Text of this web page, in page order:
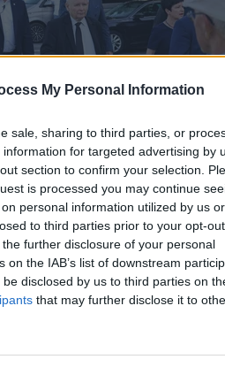
My Personal Information
sale, sharing to third parties, or
for targeted advertising by
section to confirm your selection.
is processed you may continue
personal information utilized by us or
to third parties prior to your opt-
further disclosure of your personal
on the IAB’s list of downstream
disclosed by us to third parties on
that may further disclose it to
na miesięcznicy.
i ukarania”
miesięcznicy smoleńskiej na
Jarosław Kaczyński ostro
mówiąc o „putinowskiej
Prezes PiS zapowiedział też,
czas na rozliczenia. – Przyjdzie